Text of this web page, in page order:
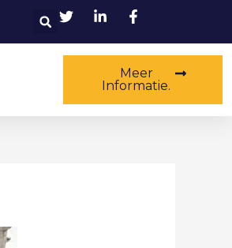
Zoekopdracht
Meer
Informatie.